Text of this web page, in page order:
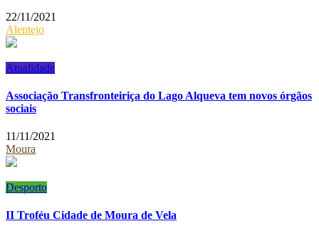
22/11/2021
Alentejo
Atualidade
Associação Transfronteiriça do Lago Alqueva tem novos órgãos
sociais
11/11/2021
Moura
Desporto
II Troféu Cidade de Moura de Vela